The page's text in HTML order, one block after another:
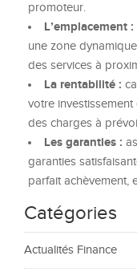
promoteur.
L’emplacement :
une zone
des services à
La rentabilité :
votre
des charges à
Les garanties :
garanties
parfait achèvement,
Catégories
Actualités Finance